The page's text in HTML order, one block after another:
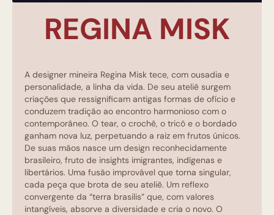
REGINA MISK
A designer mineira Regina Misk tece, com ousadia e
personalidade, a linha da vida. De seu ateliê surgem
criações que ressignificam antigas formas de ofício e
conduzem tradição ao encontro harmonioso com o
contemporâneo. O tear, o crochê, o tricô e o bordado
ganham nova luz, perpetuando a raiz em frutos únicos.
De suas mãos nasce um design reconhecidamente
brasileiro, fruto de insights imigrantes, indígenas e
libertários. Uma fusão improvável que torna singular,
cada peça que brota de seu ateliê. Um reflexo
convergente da “terra brasilis” que, com valores
intangíveis, absorve a diversidade e cria o novo. O